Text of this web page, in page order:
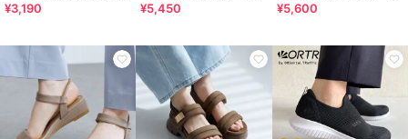
すい！疲れにくいフィット感
¥3,190
スポーツサンダル /OT3232
¥5,450
ト スポーツサンダル /42207
¥5,600